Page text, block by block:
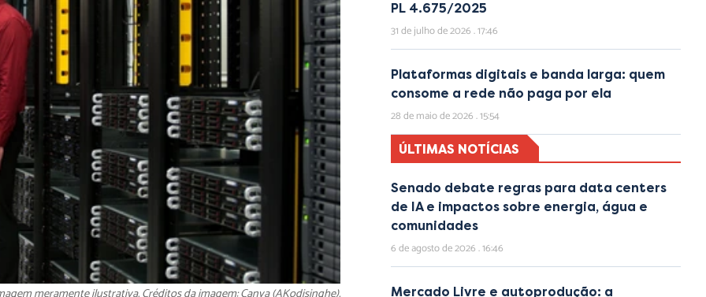
PL 4.675/2025
31 de julho de 2026 17:46
Plataformas digitais e banda larga: quem
consome a rede não paga por ela
28 de maio de 2026 15:54
ÚLTIMAS NOTÍCIAS
Senado debate regras para data centers
de IA e impactos sobre energia, água e
comunidades
6 de agosto de 2026 16:46
Mercado Livre e autoprodução: a